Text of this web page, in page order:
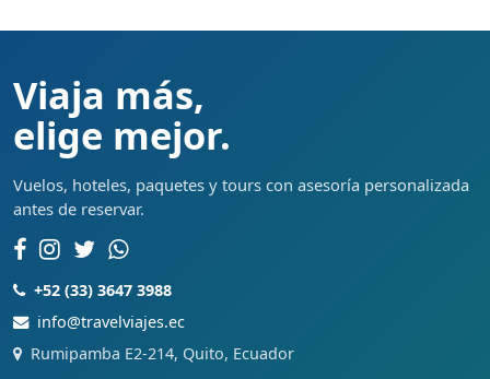
Viaja más,
elige mejor.
Vuelos, hoteles, paquetes y tours con asesoría personalizada
antes de reservar.
+52 (33) 3647 3988
info@travelviajes.ec
Rumipamba E2-214, Quito, Ecuador